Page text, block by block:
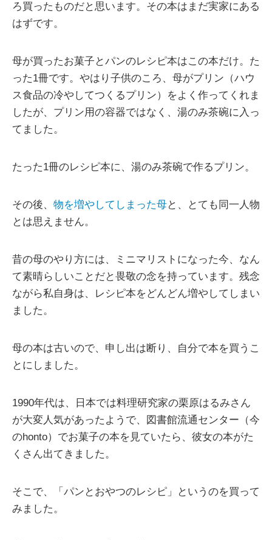
ろ買ったものだと思います。その本はまだ実家にある
はずです。
母が買ったお菓子とパンのレシピ本はこの本だけ。た
った1冊です。やはり子供のころ、母がプリン（ハウ
ス食品の冷やしてつくるプリン）をよく作ってくれま
したが、プリン用の容器ではなく、湯のみ茶碗に入っ
てました。
たった1冊のレシピ本に、湯のみ茶碗で作るプリン。
その後、 物を増やしてしまった母と、とても同一人物
とは思えません。
昔の母のやり方には、ミニマリストになった今、なん
て素晴らしいことだと畏敬の念を持っています。残念
ながら私自身は、レシピ本をどんどん増やしてしまい
ました。
母の本は古いので、申し出は断り、自分で本を買うこ
とにしました。
1990年代は、日本では料理研究家の栗原はるみさん
が大変人気があったようで、図書館流通センター（今
のhonto）でお菓子の本を見ていたら、彼女の本がた
くさん出てきました。
そこで、「パンとおやつのレシピ」というのを買って
みました。